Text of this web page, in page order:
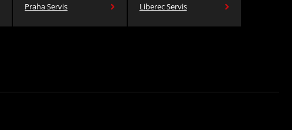
Praha Servis Liberec Servis